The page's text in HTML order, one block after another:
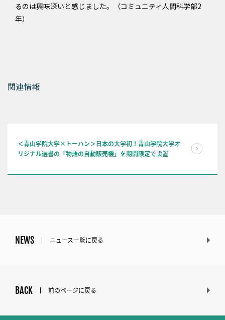
るのは興味深いと感じました。（コミュニティ人間科学部2
年）
関連情報
＜青山学院大学×トーハン＞日本の大学初！青山学院大学オ
リジナル選書の「物語の自動販売機」を期間限定で設置
NEWS ニュース一覧に戻る
BACK 前のページに戻る